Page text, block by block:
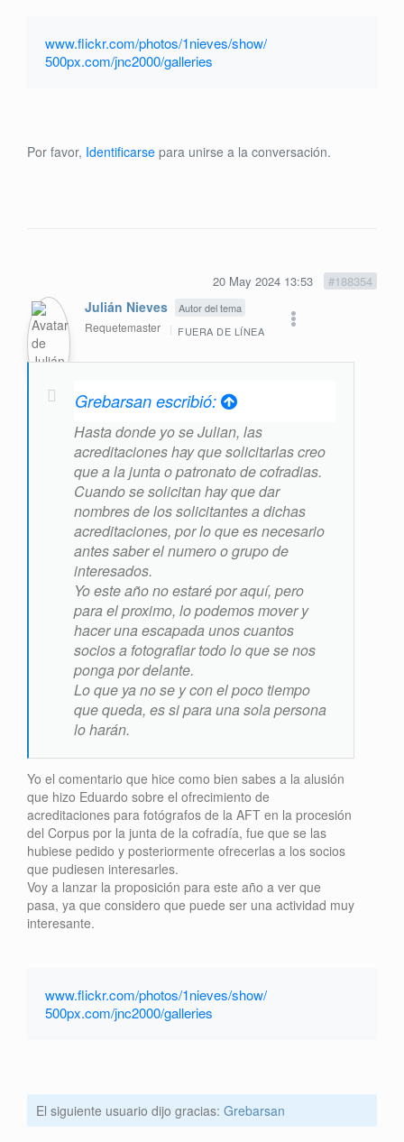
www.flickr.com/photos/1nieves/show/
500px.com/jnc2000/galleries
Por favor, Identificarse para unirse a la conversación.
20 May 2024 13:53 #188354
Julián Nieves Autor del tema
Requetemaster FUERA DE LÍNEA
Grebarsan escribió:
Hasta donde yo se Julian, las
acreditaciones hay que solicitarlas creo
que a la junta o patronato de cofradias.
Cuando se solicitan hay que dar
nombres de los solicitantes a dichas
acreditaciones, por lo que es necesario
antes saber el numero o grupo de
interesados.
Yo este año no estaré por aquí, pero
para el proximo, lo podemos mover y
hacer una escapada unos cuantos
socios a fotografiar todo lo que se nos
ponga por delante.
Lo que ya no se y con el poco tiempo
que queda, es si para una sola persona
lo harán.
Yo el comentario que hice como bien sabes a la alusión
que hizo Eduardo sobre el ofrecimiento de
acreditaciones para fotógrafos de la AFT en la procesión
del Corpus por la junta de la cofradía, fue que se las
hubiese pedido y posteriormente ofrecerlas a los socios
que pudiesen interesarles.
Voy a lanzar la proposición para este año a ver que
pasa, ya que considero que puede ser una actividad muy
interesante.
www.flickr.com/photos/1nieves/show/
500px.com/jnc2000/galleries
El siguiente usuario dijo gracias: Grebarsan